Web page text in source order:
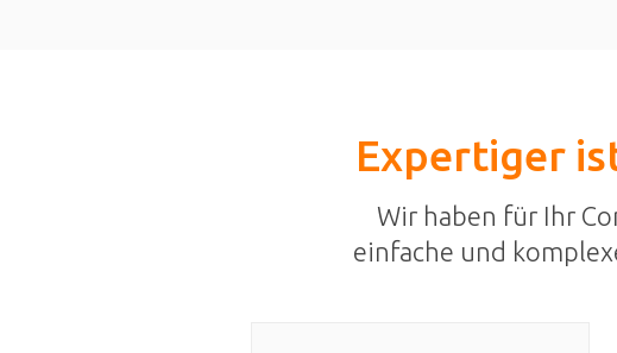
Expertiger
Wir haben für Ihr
einfache und